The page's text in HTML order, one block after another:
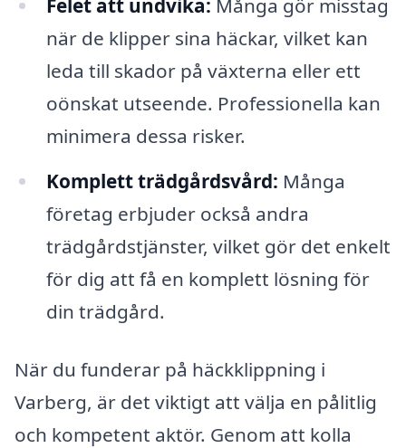
Felet att undvika: Många gör misstag
när de klipper sina häckar, vilket kan
leda till skador på växterna eller ett
oönskat utseende. Professionella kan
minimera dessa risker.
Komplett trädgårdsvård: Många
företag erbjuder också andra
trädgårdstjänster, vilket gör det enkelt
för dig att få en komplett lösning för
din trädgård.
När du funderar på häckklippning i
Varberg, är det viktigt att välja en pålitlig
och kompetent aktör. Genom att kolla